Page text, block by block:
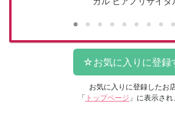
お気に入りに登録したお
「 トップページ 」に表示され